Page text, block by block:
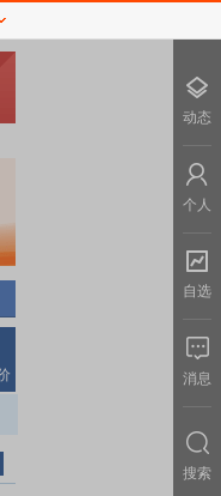
动态
个人
自选
消息
搜索